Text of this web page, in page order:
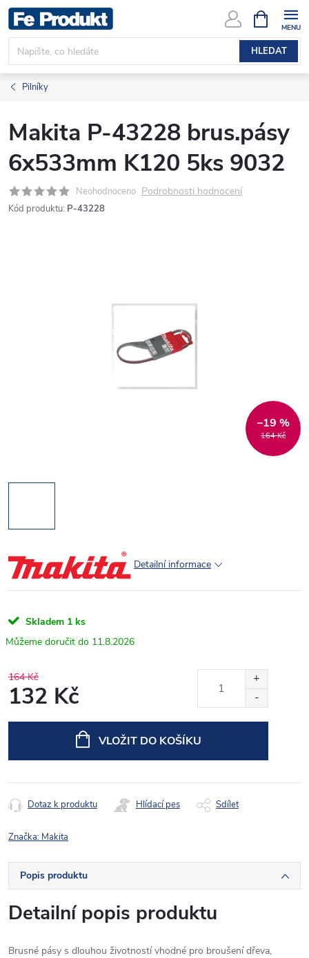
Přejít
na
obsah
HLEDAT
NÁKUPNÍ
KOŠÍK
Pilníky
Makita P-43228 brus.pásy
6x533mm K120 5ks 9032
Neohodnoceno Podrobnosti hodnocení
Kód produktu: P-43228
164 Kč
–19 %
Detailní informace
Skladem 1 ks
11.8.2026
164 Kč
132 Kč
VLOŽIT DO KOŠÍKU
Dotaz k produktu Hlídací pes Sdílet
Značka: Makita
Popis produktu
Detailní popis produktu
Brusné pásy s dlouhou životností vhodné pro broušení dřeva,